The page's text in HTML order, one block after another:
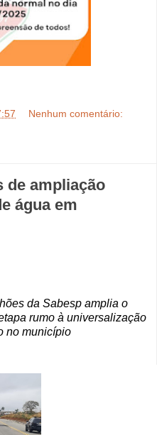
Nenhum comentário:
de ampliação
água em
da Sabesp amplia o
rumo à universalização
no município